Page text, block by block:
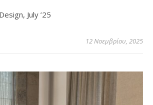
July ’25
12 Νοεμβρίου, 2025